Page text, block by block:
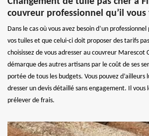
couvreur professionnel qu’il
Dans le cas où vous avez besoin d’un
vos tuiles et que celui-ci doit proposer des tarifs
choisissez de vous adresser au couvreur Marescot
démarque des autres artisans par le coût de ses
portée de tous les budgets. Vous pouvez d’ailleurs
dresser un devis détaillé sans engagement. Il vous
prélever de frais.